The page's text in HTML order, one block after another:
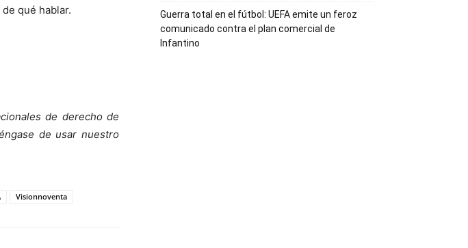
qué hablar.
de derecho de
de usar nuestro
Visionnoventa
Guerra total en el fútbol: UEFA emite un feroz
comunicado contra el plan comercial de
Infantino